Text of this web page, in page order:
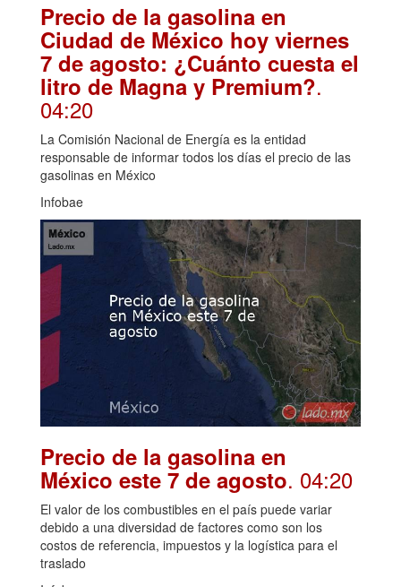
Precio de la gasolina en
Ciudad de México hoy viernes
7 de agosto: ¿Cuánto cuesta el
litro de Magna y Premium?.
04:20
La Comisión Nacional de Energía es la entidad
responsable de informar todos los días el precio de las
gasolinas en México
Infobae
Precio de la gasolina en
México este 7 de agosto. 04:20
El valor de los combustibles en el país puede variar
debido a una diversidad de factores como son los
costos de referencia, impuestos y la logística para el
traslado